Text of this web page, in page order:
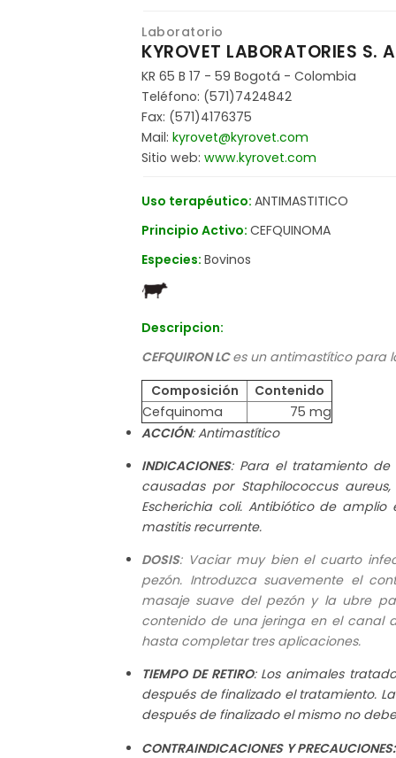
Laboratorio
KYROVET LABORATORIES S.
KR 65 B 17 - 59 Bogotá - Colombia
Teléfono: (571)7424842
Fax: (571)4176375
Mail: kyrovet@kyrovet.com
Sitio web: www.kyrovet.com
Uso terapéutico: ANTIMASTITICO
Principio Activo: CEFQUINOMA
Especies: Bovinos
Descripcion:
CEFQUIRON LCes un antimastítico para
Composición
Contenido
Cefquinoma
75 mg
ACCIÓN: Antimastítico
INDICACIONES: Para el tratamiento
causadas por Staphilococcus
Escherichia coli. Antibiótico de
mastitis recurrente.
DOSIS: Vaciar muy bien el cuarto
pezón. Introduzca suavemente el
masaje suave del pezón y la ubre
contenido de una jeringa en el canal
hasta completar tres aplicaciones.
TIEMPO DE RETIRO: Los animales
después de finalizado el tratamiento.
después de finalizado el mismo no
CONTRAINDICACIONES Y PRECAUCIONES: